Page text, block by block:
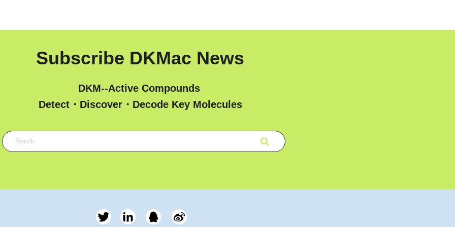
Subscribe DKMac News
DKM--Active Compounds
Detect・Discover・Decode Key Molecules